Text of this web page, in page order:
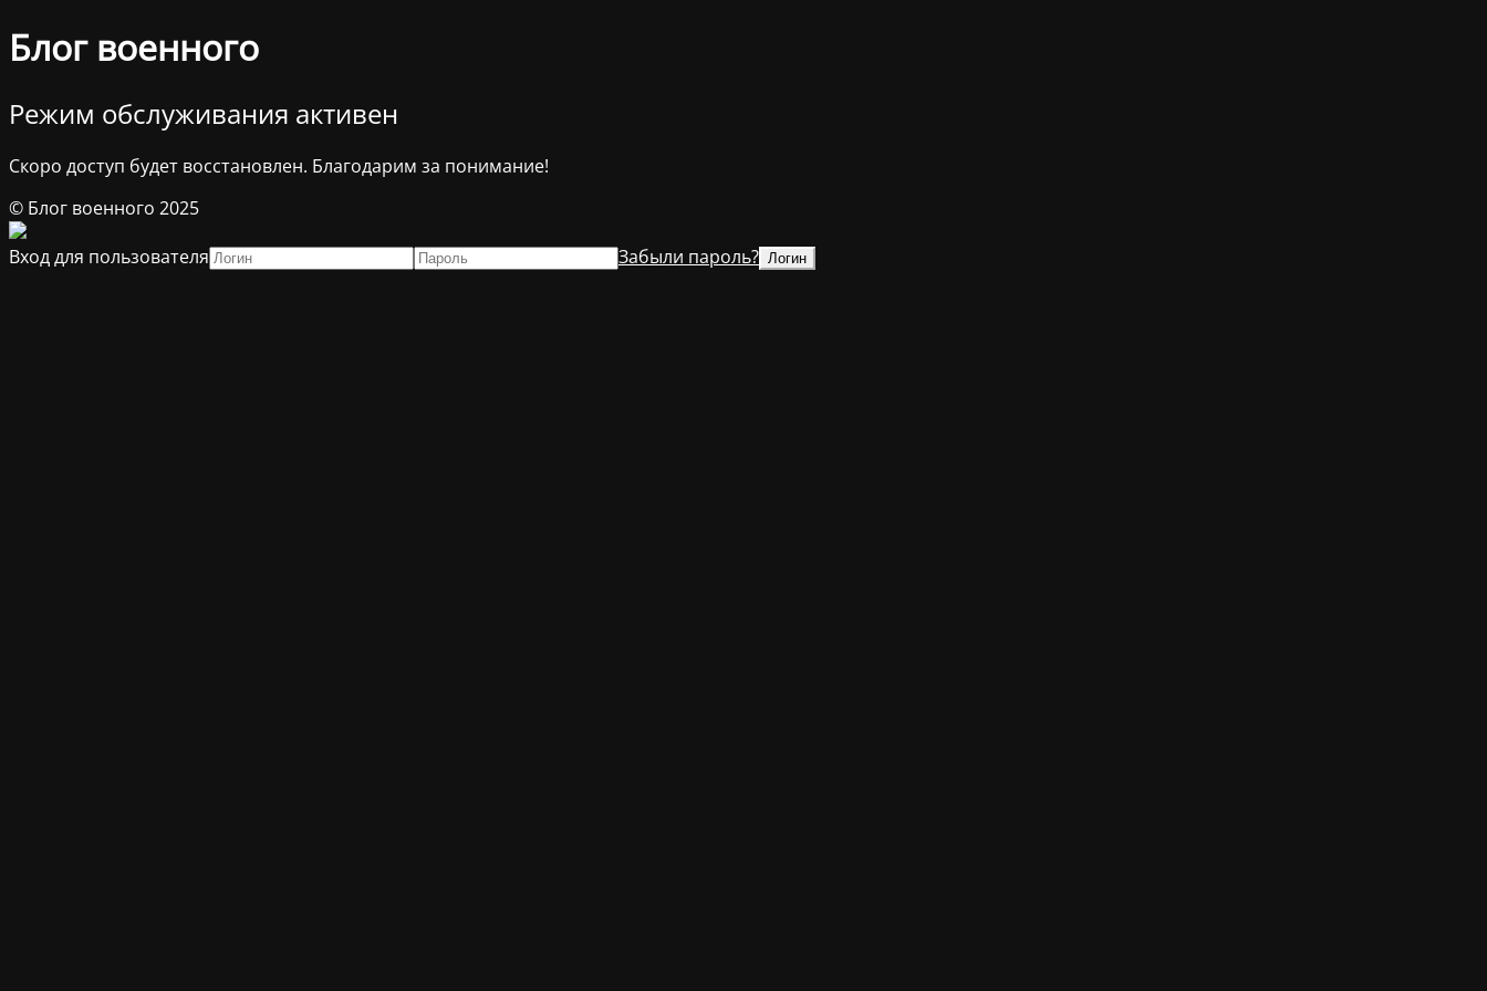
Блог военного
Режим обслуживания активен
Скоро доступ будет восстановлен. Благодарим за понимание!
© Блог военного 2025
Вход для пользователя
Забыли пароль?